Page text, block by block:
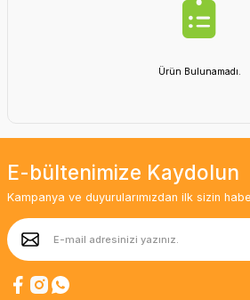
Ürün Bulunamadı.
E-bültenimize Kaydolun
Kampanya ve duyurularımızdan ilk sizin